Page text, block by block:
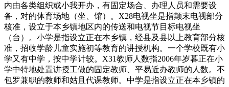
内由各类组织或小我开办，有固定场合、办理人员和需要设
备，对的体育场地（坐、馆）。X28电视坐是指颠末电视部分
核准，设立于本乡镇地区内的传送和电视节目标电视坐
（台）。小学是指设立正在本乡镇，经县及县以上教育部分核
准，招收学龄儿童实施初等教育的讲授机构。一个学校既有小
学又有中学，按中学计较。X31教师人数指2006年岁暮正在小
学中特地处置讲授工做的固定教师、平易近办教师的人数。不
包罗兼职的教师和姑且代课教师。中学是指设立正在本乡镇的